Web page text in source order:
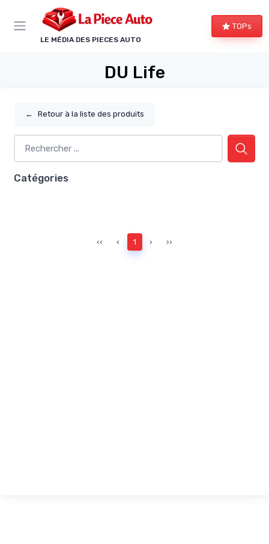
LE MÉDIA DES PIECES AUTO
TOPs
DU Life
← Retour à la liste des produits
Catégories
‹‹ ‹ 1 › ››
Panneau de gestion des cookies